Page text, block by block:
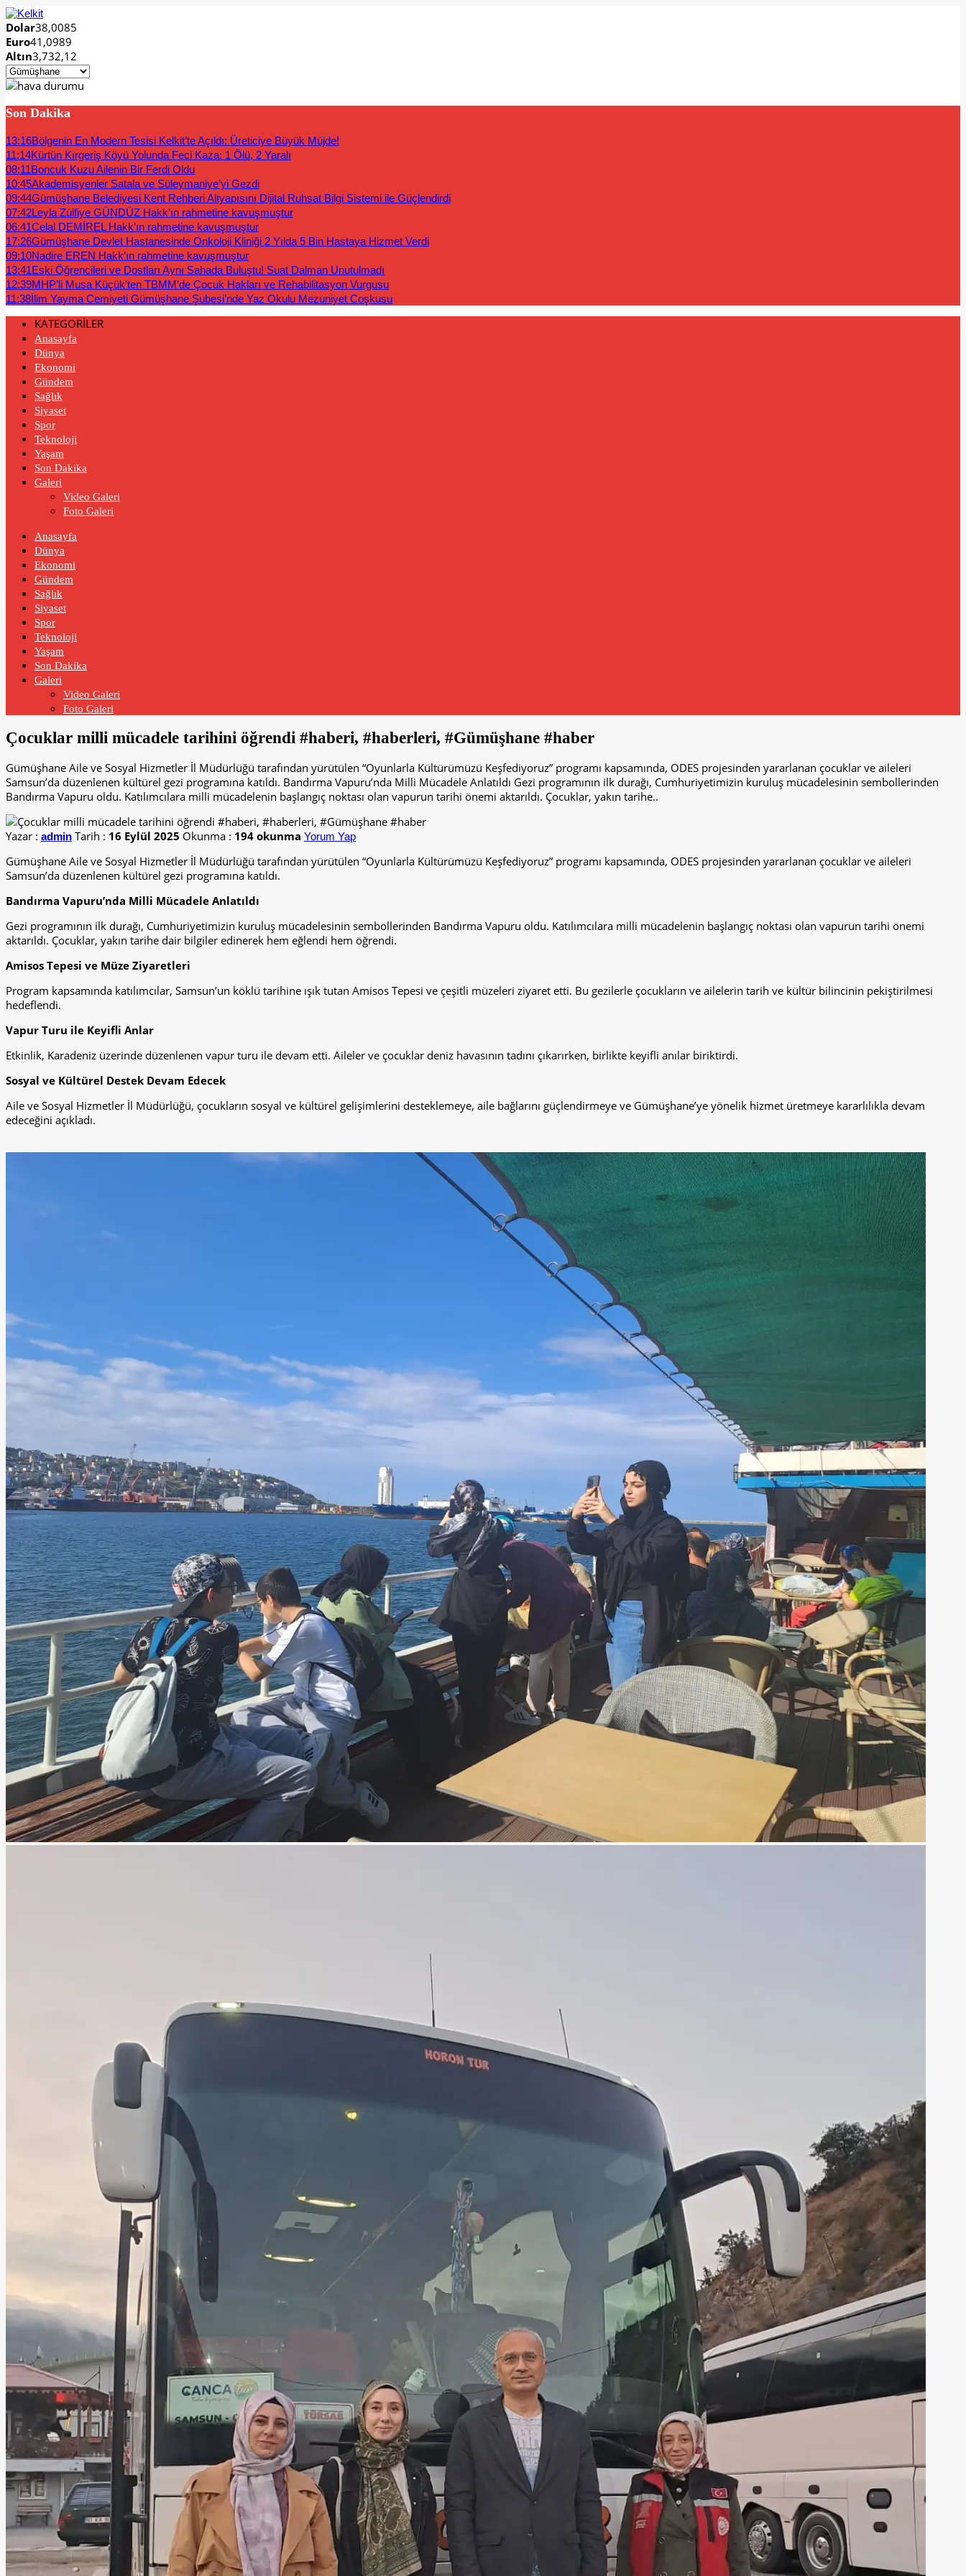
Dolar38,0085
Euro41,0989
Altın3,732,12
Son Dakika
13:16Bölgenin En Modern Tesisi Kelkit’te Açıldı: Üreticiye Büyük Müjde!
11:14Kürtün Kırgeriş Köyü Yolunda Feci Kaza: 1 Ölü, 2 Yaralı
08:11Boncuk Kuzu Ailenin Bir Ferdi Oldu
10:45Akademisyenler Satala ve Süleymaniye’yi Gezdi
09:44Gümüşhane Belediyesi Kent Rehberi Altyapısını Dijital Ruhsat Bilgi Sistemi ile Güçlendirdi
07:42Leyla Zülfiye GÜNDÜZ Hakk’ın rahmetine kavuşmuştur
06:41Celal DEMİREL Hakk’ın rahmetine kavuşmuştur
17:26Gümüşhane Devlet Hastanesinde Onkoloji Kliniği 2 Yılda 5 Bin Hastaya Hizmet Verdi
09:10Nadire EREN Hakk’ın rahmetine kavuşmuştur
13:41Eski Öğrencileri ve Dostları Aynı Sahada Buluştu! Suat Dalman Unutulmadı
12:39MHP’li Musa Küçük’ten TBMM’de Çocuk Hakları ve Rehabilitasyon Vurgusu
11:38İlim Yayma Cemiyeti Gümüşhane Şubesi’nde Yaz Okulu Mezuniyet Coşkusu
KATEGORİLER
Anasayfa
Dünya
Ekonomi
Gündem
Sağlık
Siyaset
Spor
Teknoloji
Yaşam
Son Dakika
Galeri
Video Galeri
Foto Galeri
Anasayfa
Dünya
Ekonomi
Gündem
Sağlık
Siyaset
Spor
Teknoloji
Yaşam
Son Dakika
Galeri
Video Galeri
Foto Galeri
Çocuklar milli mücadele tarihini öğrendi #haberi, #haberleri, #Gümüşhane #haber
Gümüşhane Aile ve Sosyal Hizmetler İl Müdürlüğü tarafından yürütülen “Oyunlarla Kültürümüzü Keşfediyoruz” programı kapsamında, ODES projesinden yararlanan çocuklar ve aileleri
Samsun’da düzenlenen kültürel gezi programına katıldı. Bandırma Vapuru’nda Milli Mücadele Anlatıldı Gezi programının ilk durağı, Cumhuriyetimizin kuruluş mücadelesinin sembollerinden
Bandırma Vapuru oldu. Katılımcılara milli mücadelenin başlangıç noktası olan vapurun tarihi önemi aktarıldı. Çocuklar, yakın tarihe..
Yazar : admin Tarih : 16 Eylül 2025 Okunma : 194 okunma Yorum Yap
Gümüşhane Aile ve Sosyal Hizmetler İl Müdürlüğü tarafından yürütülen “Oyunlarla Kültürümüzü Keşfediyoruz” programı kapsamında, ODES projesinden yararlanan çocuklar ve aileleri
Samsun’da düzenlenen kültürel gezi programına katıldı.
Bandırma Vapuru’nda Milli Mücadele Anlatıldı
Gezi programının ilk durağı, Cumhuriyetimizin kuruluş mücadelesinin sembollerinden Bandırma Vapuru oldu. Katılımcılara milli mücadelenin başlangıç noktası olan vapurun tarihi önemi
aktarıldı. Çocuklar, yakın tarihe dair bilgiler edinerek hem eğlendi hem öğrendi.
Amisos Tepesi ve Müze Ziyaretleri
Program kapsamında katılımcılar, Samsun’un köklü tarihine ışık tutan Amisos Tepesi ve çeşitli müzeleri ziyaret etti. Bu gezilerle çocukların ve ailelerin tarih ve kültür bilincinin pekiştirilmesi
hedeflendi.
Vapur Turu ile Keyifli Anlar
Etkinlik, Karadeniz üzerinde düzenlenen vapur turu ile devam etti. Aileler ve çocuklar deniz havasının tadını çıkarırken, birlikte keyifli anılar biriktirdi.
Sosyal ve Kültürel Destek Devam Edecek
Aile ve Sosyal Hizmetler İl Müdürlüğü, çocukların sosyal ve kültürel gelişimlerini desteklemeye, aile bağlarını güçlendirmeye ve Gümüşhane’ye yönelik hizmet üretmeye kararlılıkla devam
edeceğini açıkladı.